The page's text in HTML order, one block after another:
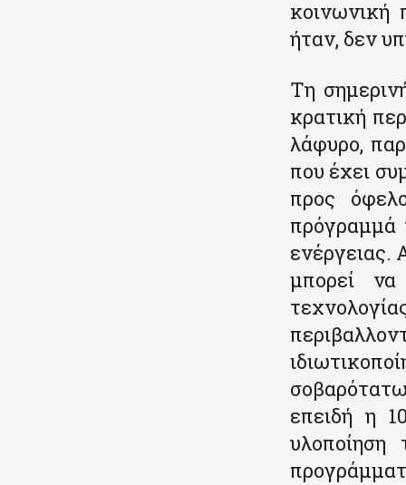
κοινωνική
ήταν, δεν
Τη
κρατική
λάφυρο,
που έχει
προς
πρόγραμμά
ενέργειας.
μπορεί να
επειδή η
υλοποίηση